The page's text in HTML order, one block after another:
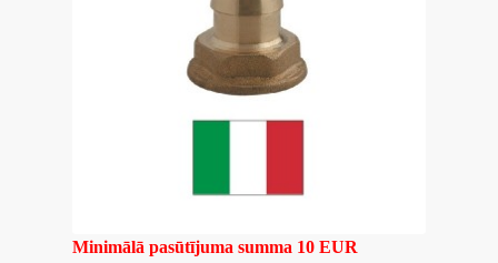
Minimālā pasūtījuma summa 10 EUR